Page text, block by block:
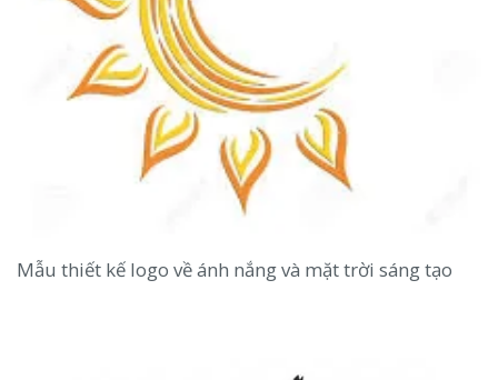
Mẫu thiết kế logo về ánh nắng và mặt trời sáng tạo